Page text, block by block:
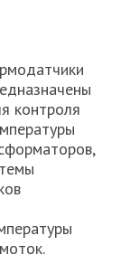
контроля